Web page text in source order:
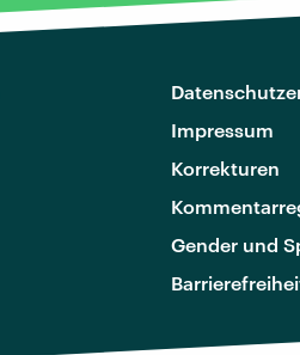
Impressum
Korrekturen
Gender und